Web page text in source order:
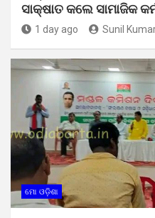
ସାକ୍ଷାତ କଲେ ସାମାଜିକ
1 day ago Sunil
ମୋ ଓଡ଼ିଶା